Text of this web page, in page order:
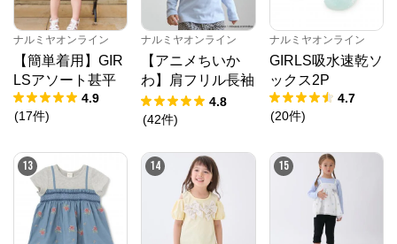
ナルミヤオンライン
【簡単着用】GIR
LSアソート甚平
4.9
(17件)
ナルミヤオンライン
【アニメちいか
わ】肩フリル長袖
Tシャツ
4.8
(42件)
ナルミヤオンライン
GIRLS吸水速乾ソ
ックス2P
4.7
(20件)
13 14 15